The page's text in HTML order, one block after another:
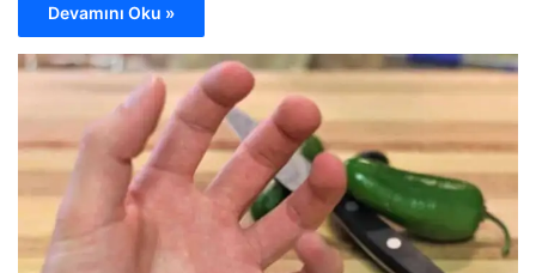
Devamını Oku »